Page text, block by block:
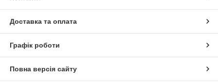
Доставка та оплата
Графік роботи
Повна версія сайту